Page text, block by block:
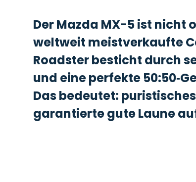
Der Mazda MX-5 ist nicht
weltweit meistverkaufte
Roadster besticht durch
und eine perfekte
Das bedeutet:
garantierte gute Laune